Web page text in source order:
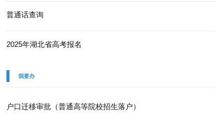
普通话查询
2025年湖北省高考报名
我要办
户口迁移审批（普通高等院校招生落户）